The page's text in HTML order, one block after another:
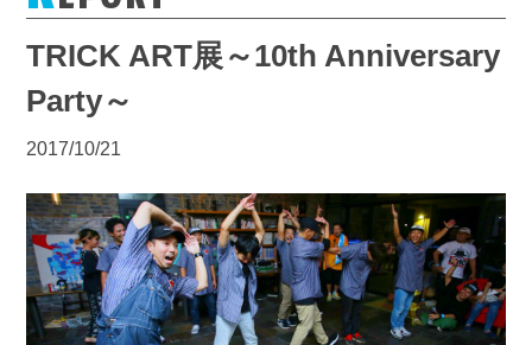
TRICK ART展～10th Anniversary
Party～
2017/10/21